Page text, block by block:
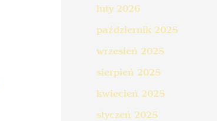
luty 2026
październik 2025
wrzesień 2025
sierpień 2025
kwiecień 2025
styczeń 2025